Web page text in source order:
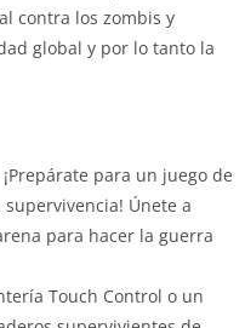
contra los zombis y
global y por lo tanto la
para un juego de
Únete a
para hacer la guerra
Touch Control o un